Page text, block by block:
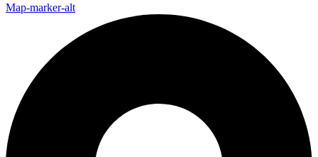
Map-marker-alt